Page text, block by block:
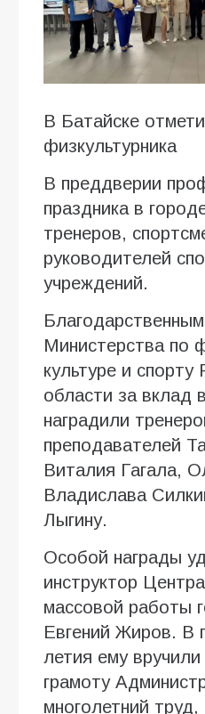
В Батайске
физкультурника
В преддверии
праздника в
тренеров,
руководителей
учреждений.
Министерства по
культуре и спорту
области за вклад
наградили
преподавателей
Виталия Гагала,
Владислава
Лыгину.
Особой награды
инструктор
массовой работы
Евгений Жиров. В
летия ему
грамоту
многолетний труд,